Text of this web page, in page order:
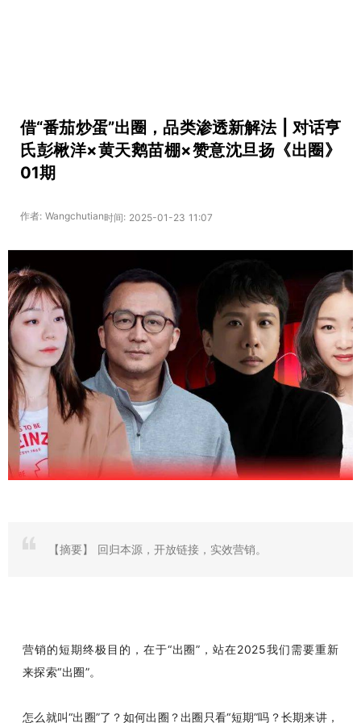
借“番茄炒蛋”出圈，品类渗透新解法 | 对话亨
氏彭楸洋×黄天鹅苗棚×赞意沈旦扬《出圈》
01期
作者: Wangchutian时间: 2025-01-23 11:07
【摘要】 回归本源，开放链接，实效营销。
营销的短期终极目的，在于“出圈”，站在2025我们需要重新
来探索“出圈”。
怎么就叫“出圈”了？如何出圈？出圈只看“短期”吗？长期来讲，